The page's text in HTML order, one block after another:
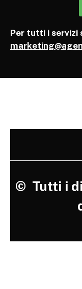
Per tutti i servizi
© Tutti i